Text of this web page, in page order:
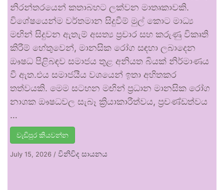
නිරන්තරයෙන් කතාබහට ලක්වන මාතෘකාවකි.
විශේෂයෙන්ම වර්තමාන සිදුවීම් මුල් කොට මාධ්‍ය
මඟින් සිදුවන ඇතැම් අසත්‍ය ප්‍රචාර සහ කරුණු විකෘති
කිරීම් හේතුවෙන්, මානසික රෝග සඳහා ලබාදෙන
ඖෂධ පිළිබඳව සමාජය තුළ අනියත බියක් නිර්මාණය
වී ඇත.එය සමාජයීය වශයෙන් ඉතා අහිතකර
තත්වයකි. මෙම සටහන මඟින් ප්‍රධාන මානසික රෝග
නාශක ඖෂධවල සැබෑ ක්‍රියාකාරීත්වය, ප්‍රචණ්ඩත්වය
…
වැඩිපුර කියවන්න
July 15, 2026 / විනිවිද සායනය